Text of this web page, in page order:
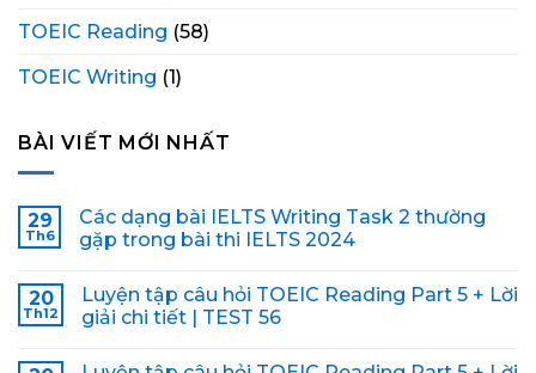
TOEIC Reading (58)
TOEIC Writing (1)
BÀI VIẾT MỚI NHẤT
29
Th6
Các dạng bài IELTS Writing Task 2 thường
gặp trong bài thi IELTS 2024
20
Th12
Luyện tập câu hỏi TOEIC Reading Part 5 + Lời
giải chi tiết | TEST 56